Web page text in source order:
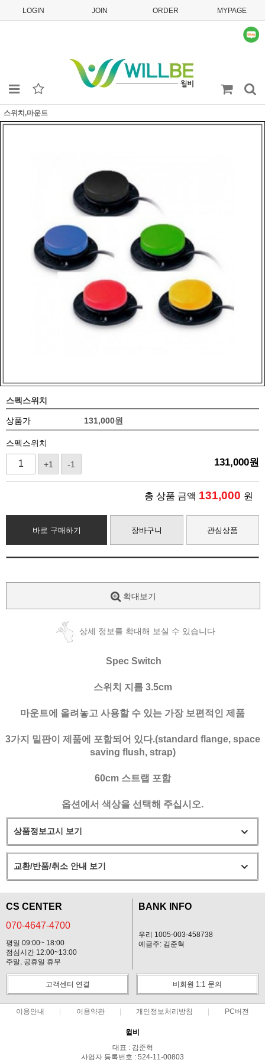
LOGIN JOIN ORDER MYPAGE
스위치,마운트
스펙스위치
상품가 131,000원
스펙스위치
+1 -1 131,000원
총 상품 금액 131,000 원
바로 구매하기 장바구니 관심상품
확대보기
상세 정보를 확대해 보실 수 있습니다
Spec Switch
스위치 지름 3.5cm
마운트에 올려놓고 사용할 수 있는 가장 보편적인 제품
3가지 밑판이 제품에 포함되어 있다.(standard flange, space
saving flush, strap)
60cm 스트랩 포함
옵션에서 색상을 선택해 주십시오.
상품정보고시 보기
교환/반품/취소 안내 보기
CS CENTER
070-4647-4700
평일 09:00~ 18:00
점심시간 12:00~13:00
주말, 공휴일 휴무
BANK INFO
우리 1005-003-458738
예금주: 김준혁
고객센터 연결 비회원 1:1 문의
이용안내 이용약관 개인정보처리방침 PC버전
윌비
대표 : 김준혁
사업자 등록번호 : 524-11-00803